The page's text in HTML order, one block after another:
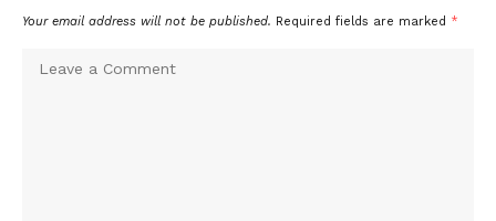
Your email address will not be published. Required fields are marked *